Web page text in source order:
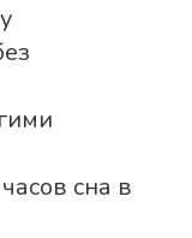
сна в